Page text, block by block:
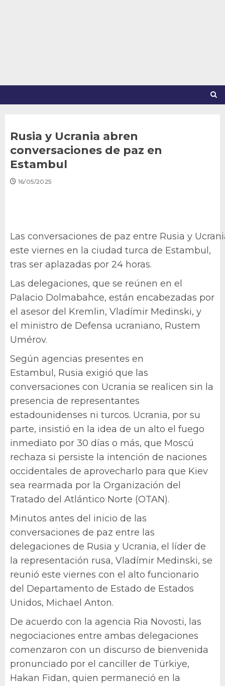
Rusia y Ucrania abren
conversaciones de paz en
Estambul
16/05/2025
Las conversaciones de paz entre Rusia y
este viernes en la ciudad turca de Estambul,
tras ser aplazadas por 24 horas.
Las delegaciones, que se reúnen en el
Palacio Dolmabahce, están encabezadas por
el asesor del Kremlin, Vladímir Medinski, y
el ministro de Defensa ucraniano, Rustem
Umérov.
Según agencias presentes en
Estambul, Rusia exigió que las
conversaciones con Ucrania se realicen sin la
presencia de representantes
estadounidenses ni turcos. Ucrania, por su
parte, insistió en la idea de un alto el fuego
inmediato por 30 días o más, que Moscú
rechaza si persiste la intención de naciones
occidentales de aprovecharlo para que Kiev
sea rearmada por la Organización del
Tratado del Atlántico Norte (OTAN).
Minutos antes del inicio de las
conversaciones de paz entre las
delegaciones de Rusia y Ucrania, el líder de
la representación rusa, Vladímir Medinski, se
reunió este viernes con el alto funcionario
del Departamento de Estado de Estados
Unidos, Michael Anton.
De acuerdo con la agencia Ria Novosti, las
negociaciones entre ambas delegaciones
comenzaron con un discurso de bienvenida
pronunciado por el canciller de Türkiye,
Hakan Fidan, quien permaneció en la